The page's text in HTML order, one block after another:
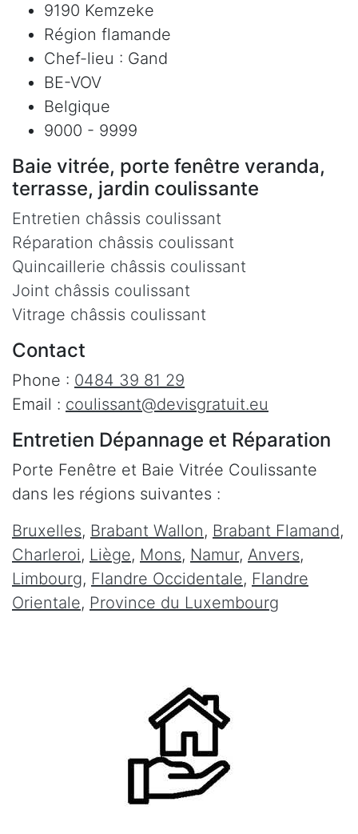
9190 Kemzeke
Région flamande
Chef-lieu : Gand
BE-VOV
Belgique
9000 - 9999
Baie vitrée, porte fenêtre veranda,
terrasse, jardin coulissante
Entretien châssis coulissant
Réparation châssis coulissant
Quincaillerie châssis coulissant
Joint châssis coulissant
Vitrage châssis coulissant
Contact
Phone : 0484 39 81 29
Email : coulissant@devisgratuit.eu
Entretien Dépannage et Réparation
Porte Fenêtre et Baie Vitrée Coulissante
dans les régions suivantes :
Bruxelles, Brabant Wallon, Brabant Flamand,
Charleroi, Liège, Mons, Namur, Anvers,
Limbourg, Flandre Occidentale, Flandre
Orientale, Province du Luxembourg